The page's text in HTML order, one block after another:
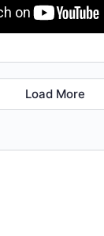
Load More